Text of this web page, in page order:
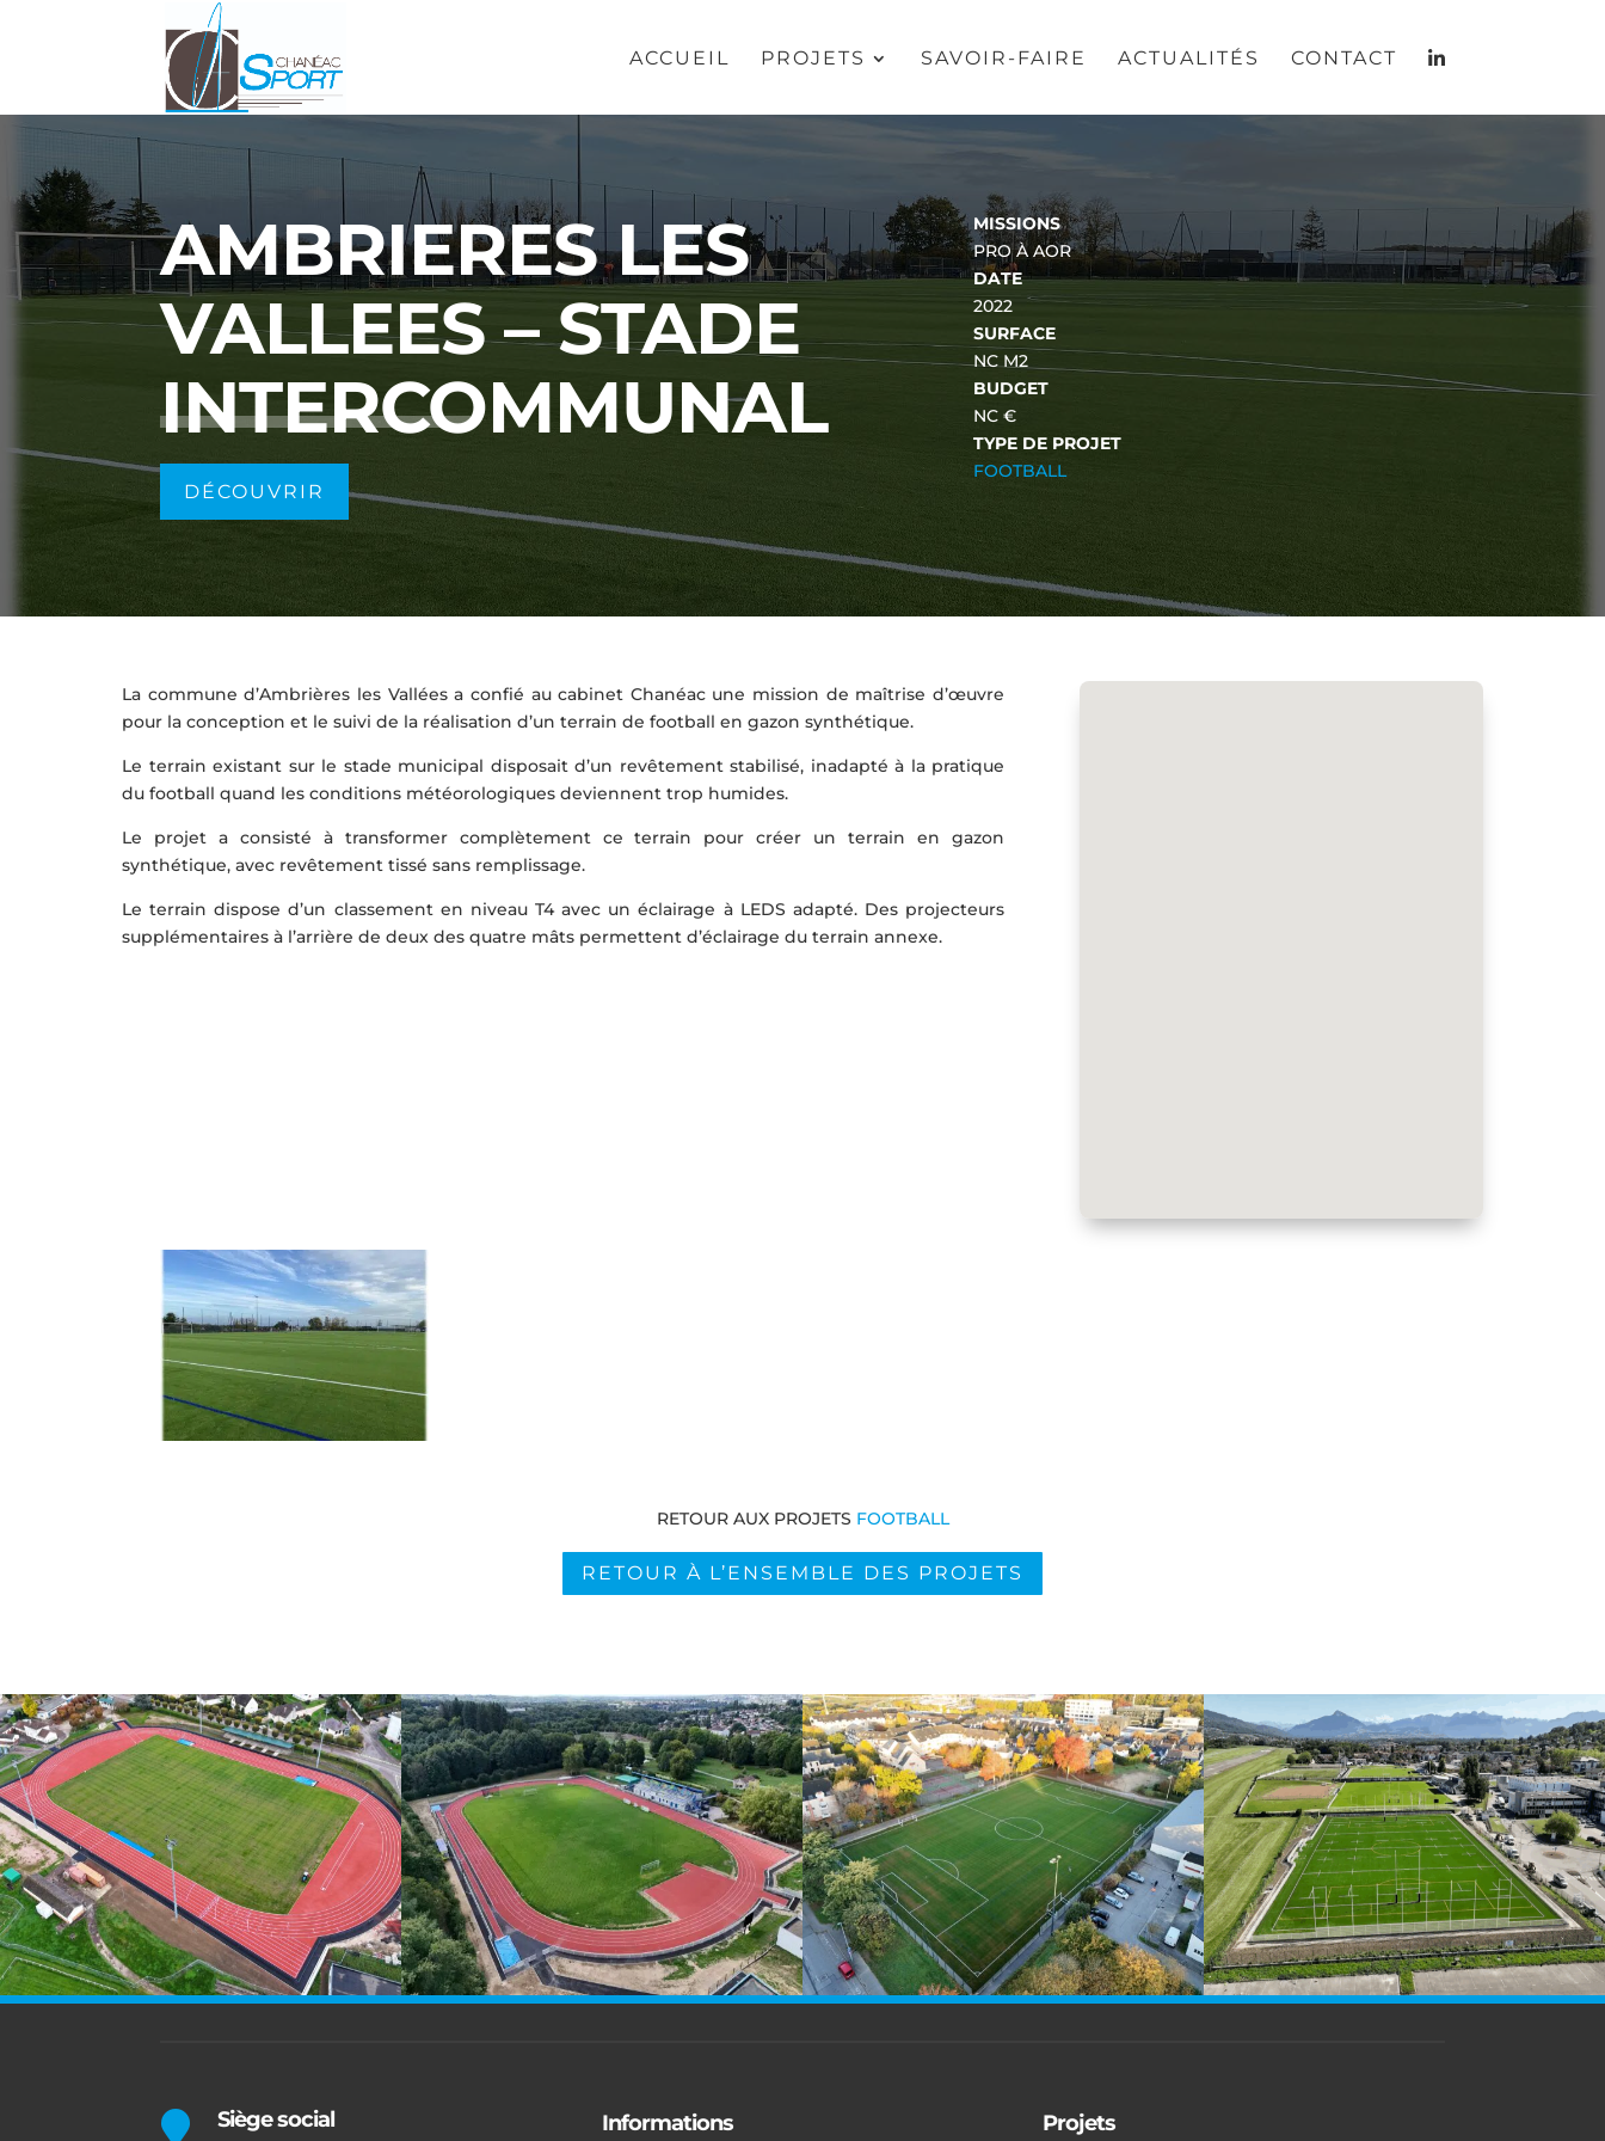
ACCUEIL PROJETS SAVOIR-FAIRE ACTUALITÉS CONTACT
AMBRIERES LES
VALLEES – STADE
INTERCOMMUNAL
DÉCOUVRIR
MISSIONS
PRO À AOR
DATE
2022
SURFACE
NC M2
BUDGET
NC €
TYPE DE PROJET
FOOTBALL
La commune d’Ambrières les Vallées a confié au cabinet Chanéac une mission de maîtrise d’œuvre
pour la conception et le suivi de la réalisation d’un terrain de football en gazon synthétique.
Le terrain existant sur le stade municipal disposait d’un revêtement stabilisé, inadapté à la pratique
du football quand les conditions météorologiques deviennent trop humides.
Le projet a consisté à transformer complètement ce terrain pour créer un terrain en gazon
synthétique, avec revêtement tissé sans remplissage.
Le terrain dispose d’un classement en niveau T4 avec un éclairage à LEDS adapté. Des projecteurs
supplémentaires à l’arrière de deux des quatre mâts permettent d’éclairage du terrain annexe.
RETOUR AUX PROJETS FOOTBALL
RETOUR À L’ENSEMBLE DES PROJETS
 Siège social Informations Projets